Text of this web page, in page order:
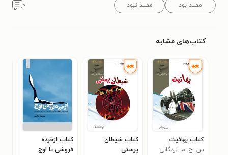
مفید بود مفید نبود ۰
کتاب‌های مشابه
کتاب بهائیت
س. ح. م. لردگانی
کتاب شیطان
پرستی
کتاب ازخرده
فروشی تا اوج